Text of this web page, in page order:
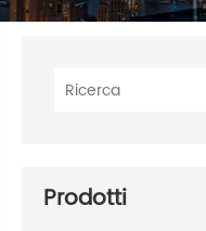
Prodotti